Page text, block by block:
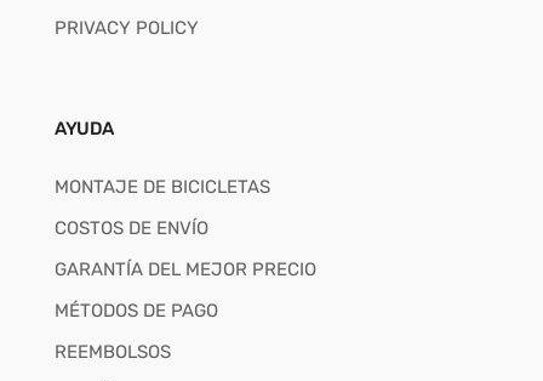
PRIVACY POLICY
AYUDA
MONTAJE DE BICICLETAS
COSTOS DE ENVÍO
GARANTÍA DEL MEJOR PRECIO
MÉTODOS DE PAGO
REEMBOLSOS